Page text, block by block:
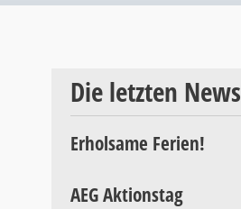
Die letzten News
Erholsame Ferien!
AEG Aktionstag